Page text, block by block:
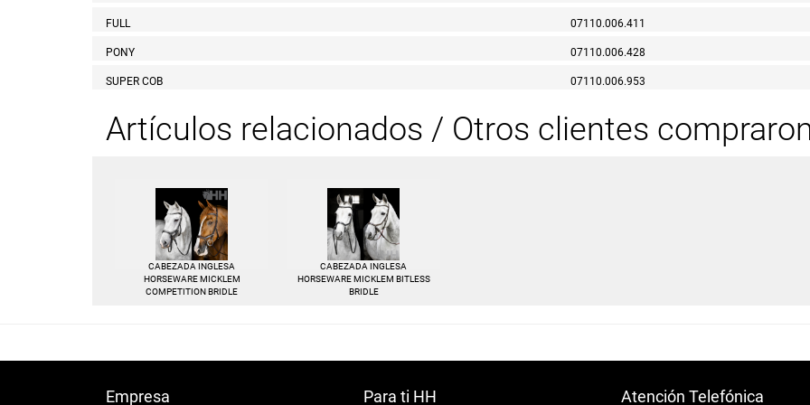
FULL 07110.006.411
PONY 07110.006.428
SUPER COB 07110.006.953
Artículos relacionados / Otros clientes
CABEZADA INGLESA
HORSEWARE MICKLEM
COMPETITION BRIDLE
CABEZADA INGLESA
HORSEWARE MICKLEM BITLESS
BRIDLE
Empresa Para ti HH Atención Telefónica